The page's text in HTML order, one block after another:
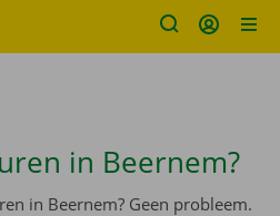
in Beernem?
in Beernem? Geen probleem.